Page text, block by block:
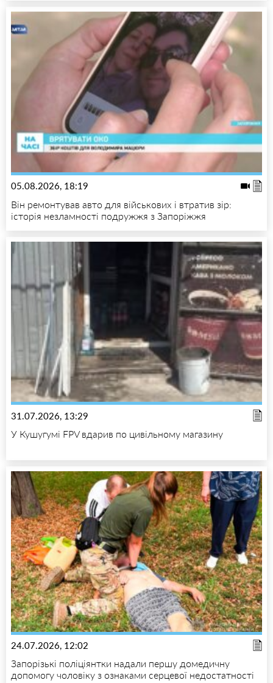
05.08.2026, 18:19
Він ремонтував авто для військових і втратив зір:
історія незламності подружжя з Запоріжжя
31.07.2026, 13:29
У Кушугумі FPV вдарив по цивільному магазину
24.07.2026, 12:02
Запорізькі поліціянтки надали першу домедичну
допомогу чоловіку з ознаками серцевої недостатності